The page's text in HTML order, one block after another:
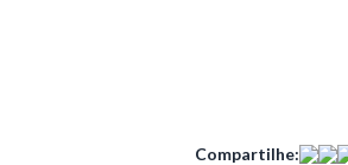
Compartilhe: